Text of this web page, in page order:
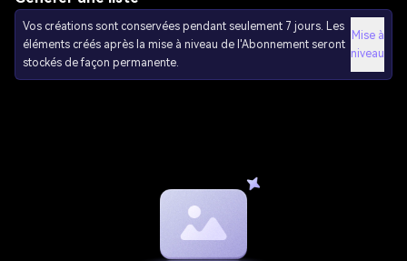
Vos créations sont conservées pendant seulement 7 jours. Les
éléments créés après la mise à niveau de l'Abonnement seront
stockés de façon permanente.
Mise à
niveau